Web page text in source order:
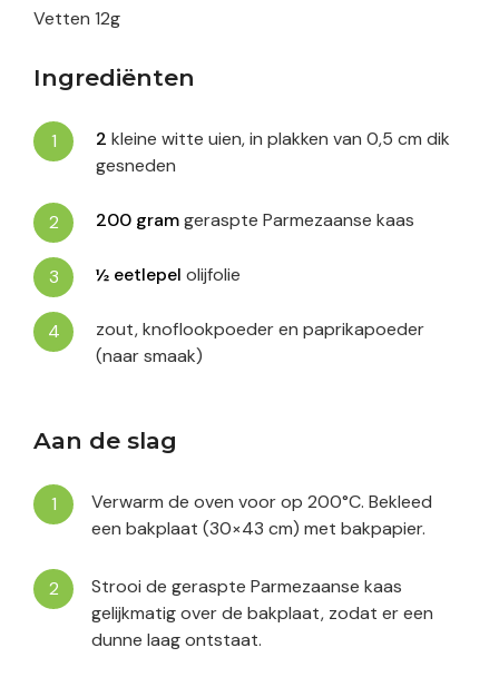
Vetten 12g
Ingrediënten
2 kleine witte uien, in plakken van 0,5 cm dik
gesneden
200 gramgeraspte Parmezaanse kaas
½ eetlepel olijfolie
zout, knoflookpoeder en paprikapoeder
(naar smaak)
Aan de slag
Verwarm de oven voor op 200°C. Bekleed
een bakplaat (30×43 cm) met bakpapier.
Strooi de geraspte Parmezaanse kaas
gelijkmatig over de bakplaat, zodat er een
dunne laag ontstaat.